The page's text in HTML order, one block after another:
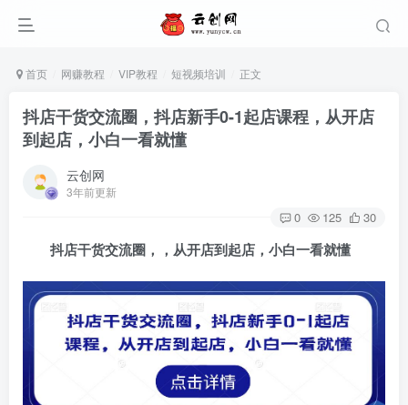
首页 网赚教程 VIP教程 短视频培训 正文
抖店干货交流圈，抖店新手0-1起店课程，从开店
到起店，小白一看就懂
云创网
3年前更新
0 125 30
抖店干货交流圈，，从开店到起店，小白一看就懂